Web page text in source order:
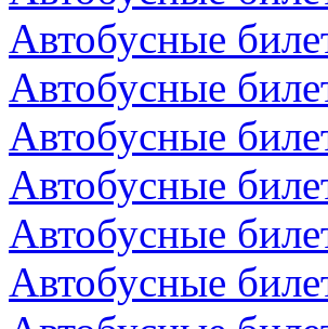
Автобусные
Автобусные
Автобусные
Автобусные
Автобусные
Автобусные